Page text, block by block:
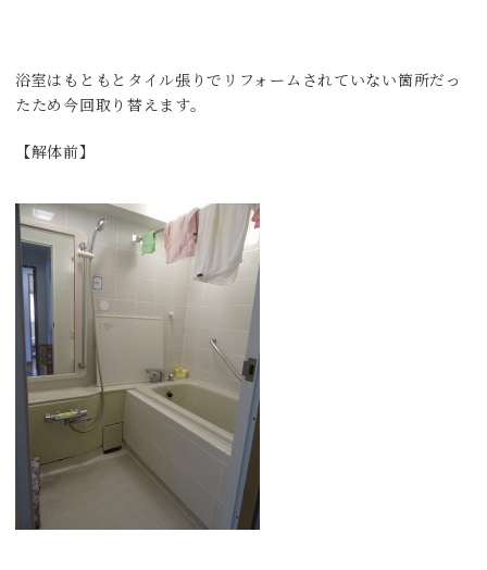
浴室はもともとタイル張りでリフォームされていない箇所だっ
たため今回取り替えます。
【解体前】